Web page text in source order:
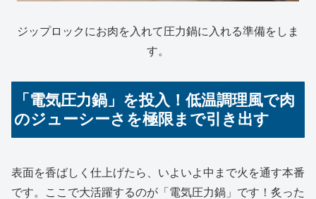
ジップロックにお肉を入れて圧力鍋に入れる準備をしま
す。
「電気圧力鍋」を投入！低温調理風で肉
のジューシーさを極限まで引き出す
表面を香ばしく仕上げたら、いよいよ中まで火を通す本番
です。ここで大活躍するのが「電気圧力鍋」です！炙った